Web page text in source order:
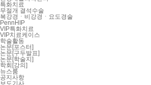
특화치료
무절개 결석수술
복강경ㆍ비강경ㆍ요도경술
PennHIP
VIP특화치료
VIP치료케이스
학술활동
논문[포스터]
논문[구두발표]
논문[학술지]
학회[강의]
뉴스룸
공지사항
보도기사